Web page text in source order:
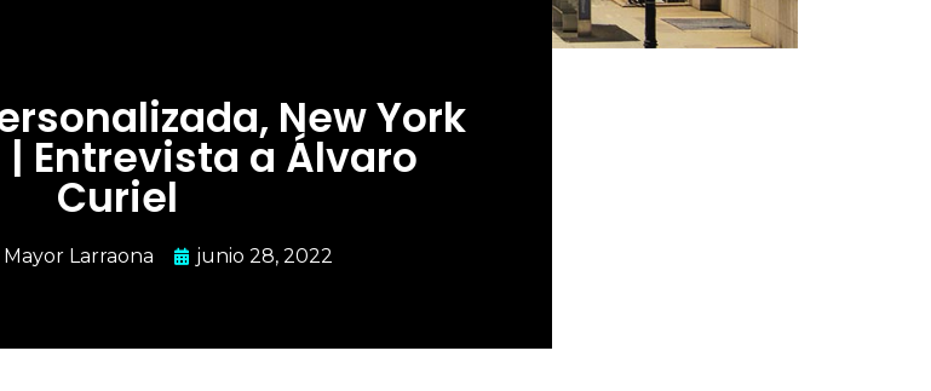
New York
Entrevista a Álvaro
Curiel
Larraona junio 28, 2022